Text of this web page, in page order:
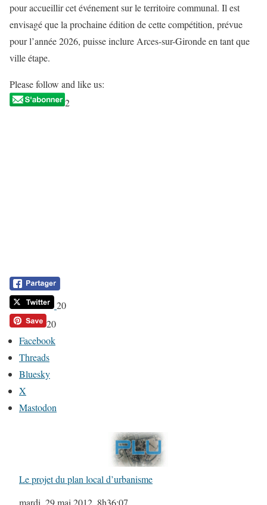
pour accueillir cet événement sur le territoire communal. Il est
envisagé que la prochaine édition de cette compétition, prévue
pour l’année 2026, puisse inclure Arces-sur-Gironde en tant que
ville étape.
Please follow and like us:
2
20
20
Facebook
Threads
Bluesky
X
Mastodon
Le projet du plan local d’urbanisme
Date
mardi, 29 mai 2012, 8h36:07